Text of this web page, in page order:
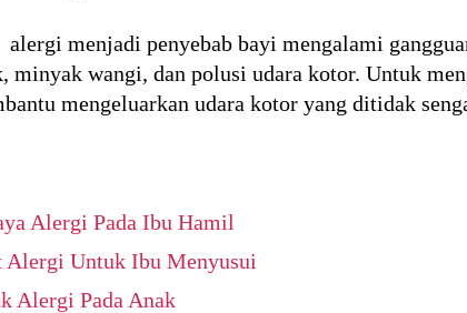
menjadi penyebab bayi mengalami
minyak wangi, dan polusi udara kotor. Untuk
mengeluarkan udara kotor yang ditidak
Alergi Pada Ibu Hamil
Alergi Untuk Ibu Menyusui
Alergi Pada Anak